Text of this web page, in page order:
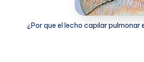
¿Por que el lecho capilar pulmonar